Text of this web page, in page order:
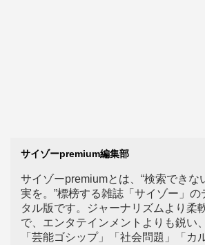
サイゾーpremium編集部
サイゾーpremiumとは、“検索できな
実を。”標榜する雑誌「サイゾー」の
タル版です。ジャーナリズムより柔
で、エンタテインメントよりも鋭い、
「芸能ゴシップ」「社会問題」「カ